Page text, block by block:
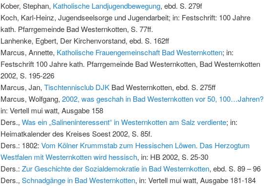
Kober, Stephan, Katholische Landjugendbewegung, ebd. S. 279f
Koch, Karl-Heinz, Jugendseelsorge und Jugendarbeit; in: Festschrift: 100 Jahre
kath. Pfarrgemeinde Bad Westernkotten, S. 77ff.
Lanhenke, Egbert, Der Kirchenvorstand, ebd. S. 162ff
Marcus, Annette, Katholische Frauengemeinschaft Bad Westernkotten; in:
Festschrift 100 Jahre kath. Pfarrgemeinde Bad Westernkotten, Bad Westernkotten
2002, S. 195-226
Marcus, Jan, Tischtennisclub DJKBad Westernkotten, ebd. S. 275ff
Marcus, Wolfgang, 2002, was geschah in Bad Westernkotten vor 50, 100…Jahren?
in: Vertell mui watt, Ausgabe 158
Ders., Was ein „Salineninteressent“ in Westernkotten am Salz verdiente; in:
Heimatkalender des Kreises Soest 2002, S. 85f.
Ders.: 1802: Vom Kölner Krummstab zum Hessischen Löwen. Das Herzogtum
Westfalen mit Westernkotten wird hessisch, in: HB 2002, S. 25-30
Ders.: Zur Geschichte der Sozialdemokratie in Bad Westernkotten, ebd. S. 89 – 96
Ders., Schnadgänge in Bad Westernkotten, in: Vertell mui watt, Ausgabe 181-184